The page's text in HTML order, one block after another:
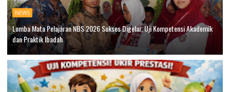
NEWS
Lomba Mata Pelajaran NBS 2026 Sukses Digelar, Uji Kompetensi Akademik
dan Praktik Ibadah